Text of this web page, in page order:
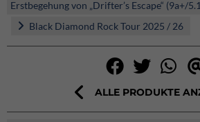
Erstbegehung von „Drifter’s Escape“ (9a+/
Black Diamond Rock Tour 2025 / 26
ALLE PRODUKTE